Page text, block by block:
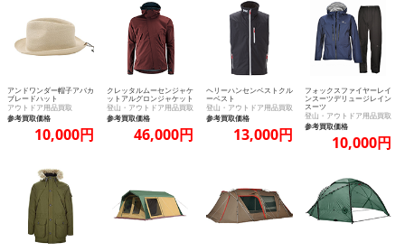
アンドワンダー帽子アバカ
ブレードハット
アウトドア用品買取
参考買取価格
10,000円
クレッタルムーセンジャケ
ットアルグロンジャケット
登山・アウトドア用品買取
参考買取価格
46,000円
ヘリーハンセンベストクル
ーベスト
登山・アウトドア用品買取
参考買取価格
13,000円
フォックスファイヤーレイ
ンスーツデリュージレイン
スーツ
登山・アウトドア用品買取
参考買取価格
10,000円